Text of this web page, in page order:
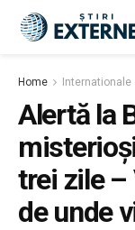
Home Internationale
Alertă la
trei zile –
de unde